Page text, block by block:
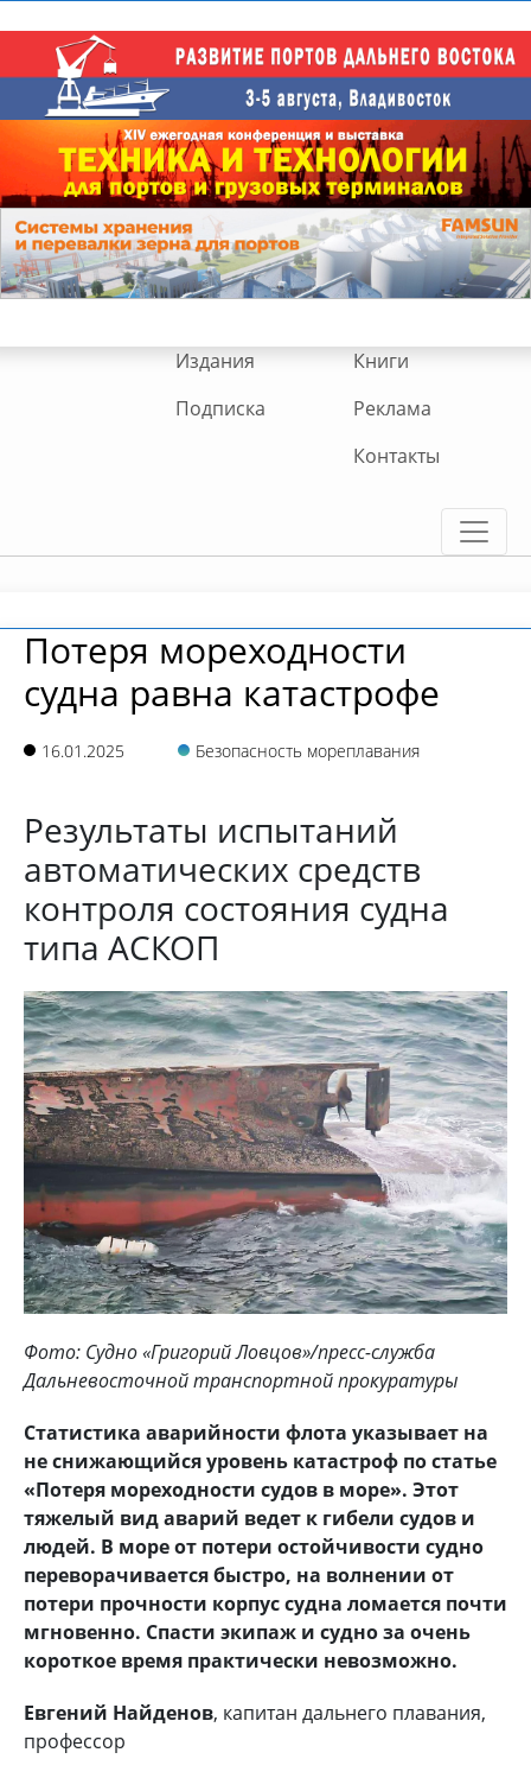
Издания
Книги
Подписка
Реклама
Контакты
Потеря мореходности
судна равна катастрофе
16.01.2025 Безопасность мореплавания
Результаты испытаний
автоматических средств
контроля состояния судна
типа АСКОП
Фото: Судно «Григорий Ловцов»/пресс-служба
Дальневосточной транспортной прокуратуры
Статистика аварийности флота указывает на
не снижающийся уровень катастроф по статье
«Потеря мореходности судов в море». Этот
тяжелый вид аварий ведет к гибели судов и
людей. В море от потери остойчивости судно
переворачивается быстро, на волнении от
потери прочности корпус судна ломается почти
мгновенно. Спасти экипаж и судно за очень
короткое время практически невозможно.
Евгений Найденов, капитан дальнего плавания,
профессор